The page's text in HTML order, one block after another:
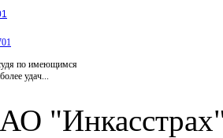
по имеющимся
удач...